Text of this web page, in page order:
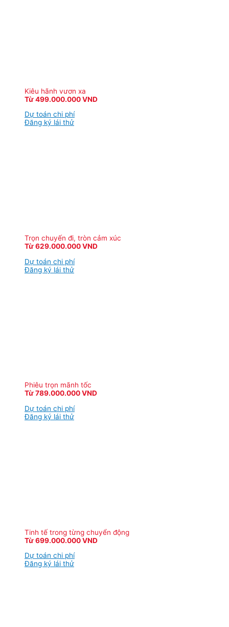
Kiêu hãnh vươn xa
Từ 499.000.000 VND
Dự toán chi phí
Đăng ký lái thử
Trọn chuyến đi, tròn cảm xúc
Từ 629.000.000 VND
Dự toán chi phí
Đăng ký lái thử
Phiêu trọn mãnh tốc
Từ 789.000.000 VND
Dự toán chi phí
Đăng ký lái thử
Tinh tế trong từng chuyển động
Từ 699.000.000 VND
Dự toán chi phí
Đăng ký lái thử